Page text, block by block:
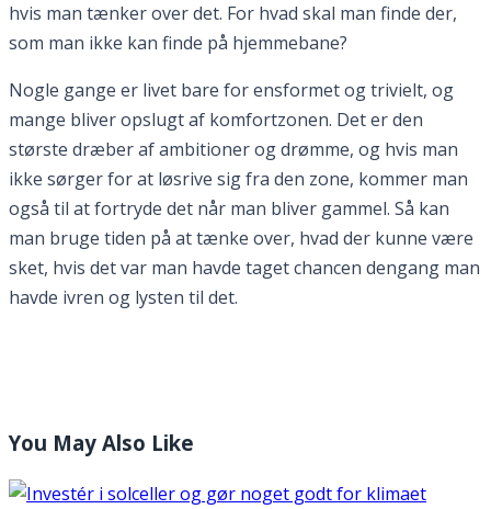
hvis man tænker over det. For hvad skal man finde der,
som man ikke kan finde på hjemmebane?
Nogle gange er livet bare for ensformet og trivielt, og
mange bliver opslugt af komfortzonen. Det er den
største dræber af ambitioner og drømme, og hvis man
ikke sørger for at løsrive sig fra den zone, kommer man
også til at fortryde det når man bliver gammel. Så kan
man bruge tiden på at tænke over, hvad der kunne være
sket, hvis det var man havde taget chancen dengang man
havde ivren og lysten til det.
You May Also Like